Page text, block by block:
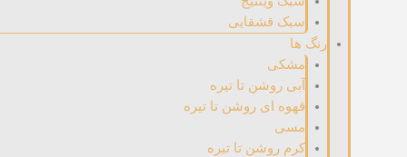
سبک قشقایی
رنگ ها
مشکی
آبی روشن تا تیره
قهوه ای روشن تا تیره
مسی
کرم روشن تا تیره